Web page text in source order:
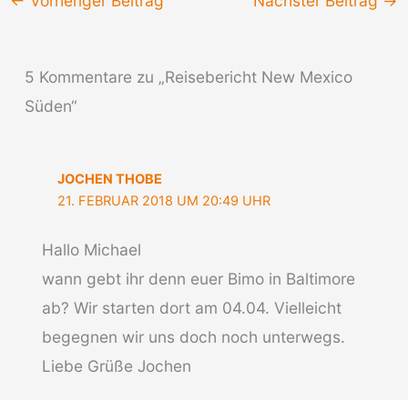
5 Kommentare zu „Reisebericht New Mexico
Süden“
JOCHEN THOBE
21. FEBRUAR 2018 UM 20:49 UHR
Hallo Michael
wann gebt ihr denn euer Bimo in Baltimore
ab? Wir starten dort am 04.04. Vielleicht
begegnen wir uns doch noch unterwegs.
Liebe Grüße Jochen